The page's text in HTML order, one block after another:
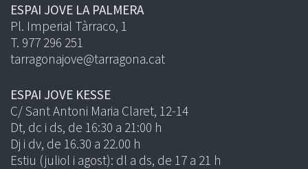
ESPAI JOVE LA PALMERA
Pl. Imperial Tàrraco, 1
T. 977 296 251
tarragonajove@tarragona.cat
ESPAI JOVE KESSE
C/ Sant Antoni Maria Claret, 12-14
Dt, dc i ds, de 16:30 a 21:00 h
Dj i dv, de 16.30 a 22.00 h
Estiu (juliol i agost): dl a ds, de 17 a 21 h